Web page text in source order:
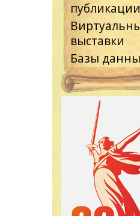
публикации
выставки
Базы